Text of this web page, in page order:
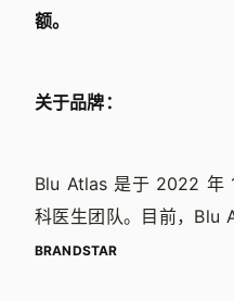
额。
关于品牌：
Blu Atlas 是于 2022 年
科医生团队。目前，Blu
BRANDSTAR